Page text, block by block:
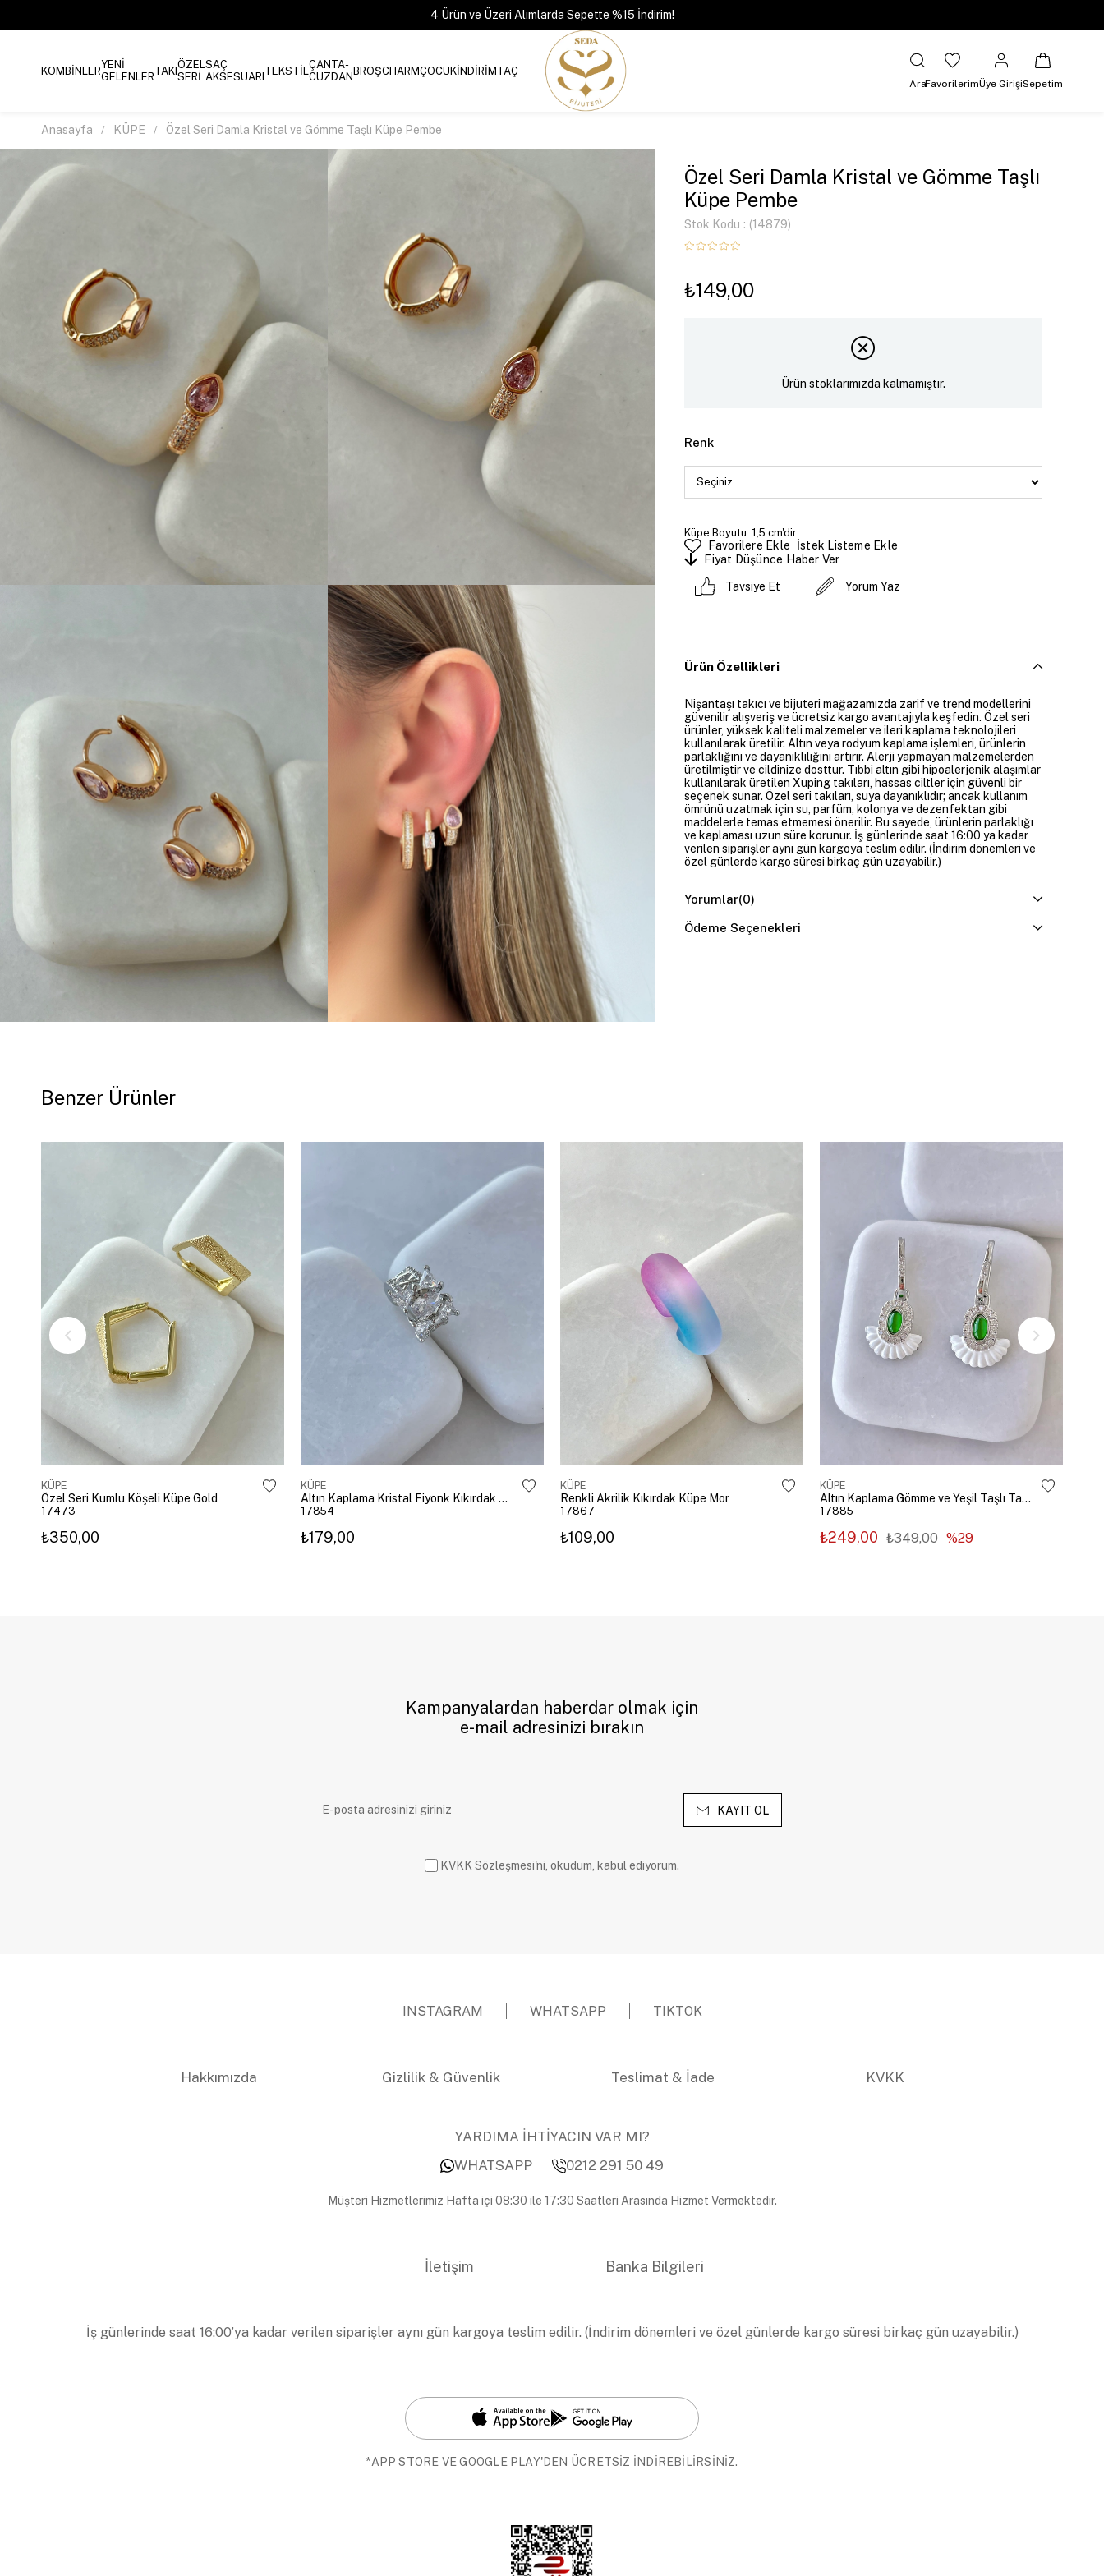
4 Ürün ve Üzeri Alımlarda Sepette %15 İndirim!
KOMBİNLERYENİ
GELENLERTAKIÖZEL
SERİ
SAÇ
AKSESUARI TEKSTİLÇANTA-
CÜZDANBROŞCHARMÇOCUKİNDİRİMTAÇ
AraFavorilerimÜye GirişiSepetim
Anasayfa KÜPE Özel Seri Damla Kristal ve Gömme Taşlı Küpe Pembe
Özel Seri Damla Kristal ve Gömme Taşlı
Küpe Pembe
Stok Kodu (14879)
₺149,00
Ürün stoklarımızda kalmamıştır.
Renk
Küpe Boyutu: 1,5 cm'dir.
Favorilere Ekle
İstek Listeme Ekle
Fiyat Düşünce Haber Ver
Tavsiye Et Yorum Yaz
Ürün Özellikleri
Nişantaşı takıcı ve bijuteri mağazamızda zarif ve trend modellerini
güvenilir alışveriş ve ücretsiz kargo avantajıyla keşfedin. Özel seri
ürünler, yüksek kaliteli malzemeler ve ileri kaplama teknolojileri
kullanılarak üretilir. Altın veya rodyum kaplama işlemleri, ürünlerin
parlaklığını ve dayanıklılığını artırır. Alerji yapmayan malzemelerden
üretilmiştir ve cildinize dosttur. Tıbbi altın gibi hipoalerjenik alaşımlar
kullanılarak üretilen Xuping takıları, hassas ciltler için güvenli bir
seçenek sunar. Özel seri takıları, suya dayanıklıdır; ancak kullanım
ömrünü uzatmak için su, parfüm, kolonya ve dezenfektan gibi
maddelerle temas etmemesi önerilir. Bu sayede, ürünlerin parlaklığı
ve kaplaması uzun süre korunur. İş günlerinde saat 16:00 ya kadar
verilen siparişler aynı gün kargoya teslim edilir. (İndirim dönemleri ve
özel günlerde kargo süresi birkaç gün uzayabilir.)
Yorumlar(0)
Ödeme Seçenekleri
Benzer Ürünler
KÜPE
Özel Seri Kumlu Köşeli Küpe Gold
17473
₺350,00
KÜPE
Altın Kaplama Kristal Fiyonk Kıkırdak Küpe Gümüş
17854
₺179,00
KÜPE
Renkli Akrilik Kıkırdak Küpe Mor
17867
₺109,00
KÜPE
Altın Kaplama Gömme ve Yeşil Taşlı Tasarım Küpe Gümüş
17885
₺249,00 ₺349,00 %29
Kampanyalardan haberdar olmak için
e-mail adresinizi bırakın
KAYIT OL
KVKK Sözleşmesi'ni, okudum, kabul ediyorum.
INSTAGRAM WHATSAPP TIKTOK
Hakkımızda Gizlilik & Güvenlik Teslimat & İade KVKK
YARDIMA İHTİYACIN VAR MI?
WHATSAPP
0212 291 50 49
Müşteri Hizmetlerimiz Hafta içi 08:30 ile 17:30 Saatleri Arasında Hizmet Vermektedir.
İletişim Banka Bilgileri
İş günlerinde saat 16:00’ya kadar verilen siparişler aynı gün kargoya teslim edilir. (İndirim dönemleri ve özel günlerde kargo süresi birkaç gün uzayabilir.)
*APP STORE VE GOOGLE PLAY'DEN ÜCRETSİZ İNDİREBİLİRSİNİZ.